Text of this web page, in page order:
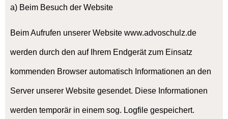
a) Beim Besuch der Website
Beim Aufrufen unserer Website www.advoschulz.de
werden durch den auf Ihrem Endgerät zum Einsatz
kommenden Browser automatisch Informationen an den
Server unserer Website gesendet. Diese Informationen
werden temporär in einem sog. Logfile gespeichert.